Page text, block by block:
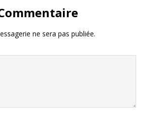
ne sera pas publiée.